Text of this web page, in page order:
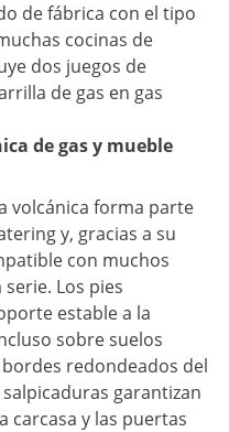
de fábrica con el tipo
cocinas de
dos juegos de
de gas en gas
de gas y mueble
volcánica forma parte
y, gracias a su
con muchos
Los pies
estable a la
sobre suelos
redondeados del
garantizan
carcasa y las puertas